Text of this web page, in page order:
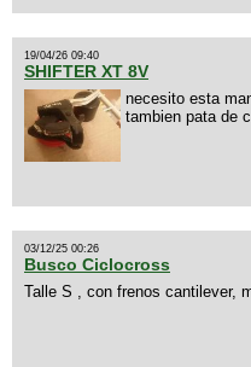
19/04/26 09:40
SHIFTER XT 8V
necesito esta
tambien pata de
03/12/25 00:26
Busco Ciclocross
Talle S , con frenos cantilever,